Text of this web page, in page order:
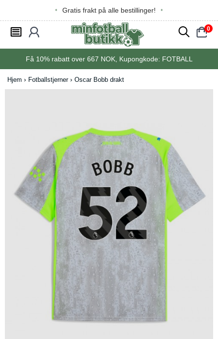
Gratis frakt på alle bestillinger!
󰂩 󰃳 󰂨 0
󰃠
Få 10%rabatt over 667 NOK, Kupongkode: FOTBALL
Hjem Fotballstjerner Oscar Bobb drakt